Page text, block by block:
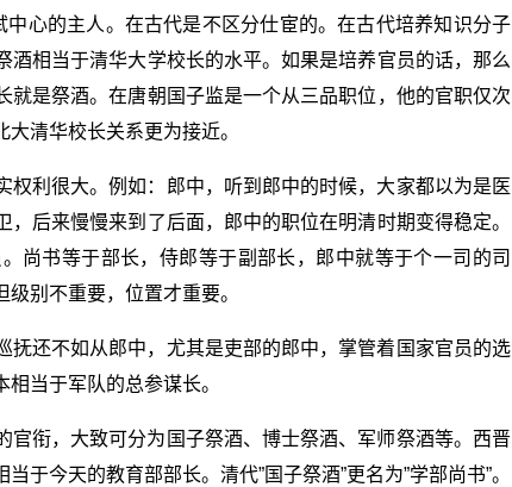
心的主人。在古代是不区分仕宦的。在古代培养知识分子
相当于清华大学校长的水平。如果是培养官员的话，那么
就是祭酒。在唐朝国子监是一个从三品职位，他的官职仅次
清华校长关系更为接近。
利很大。例如：郎中，听到郎中的时候，大家都以为是医
后来慢慢来到了后面，郎中的职位在明清时期变得稳定。
尚书等于部长，侍郎等于副部长，郎中就等于个一司的司
别不重要，位置才重要。
抚还不如从郎中，尤其是吏部的郎中，掌管着国家官员的选
当于军队的总参谋长。
官衔，大致可分为国子祭酒、博士祭酒、军师祭酒等。西晋
于今天的教育部部长。清代”国子祭酒”更名为”学部尚书”。